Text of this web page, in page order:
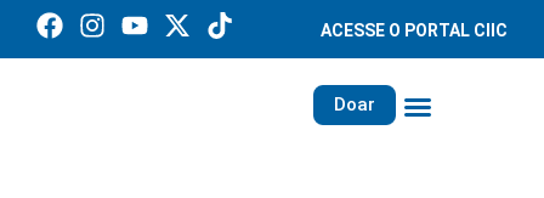
ACESSE O PORTAL CIIC
Doar